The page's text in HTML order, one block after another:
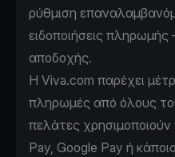
ρύθμιση
ειδοποιήσεις
αποδοχής.
Η Viva.com παρέχει
πληρωμές από όλους
πελάτες
Pay, Google Pay ή